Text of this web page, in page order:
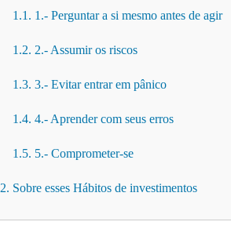
1.1. 1.- Perguntar a si mesmo antes de agir
1.2. 2.- Assumir os riscos
1.3. 3.- Evitar entrar em pânico
1.4. 4.- Aprender com seus erros
1.5. 5.- Comprometer-se
2. Sobre esses Hábitos de investimentos